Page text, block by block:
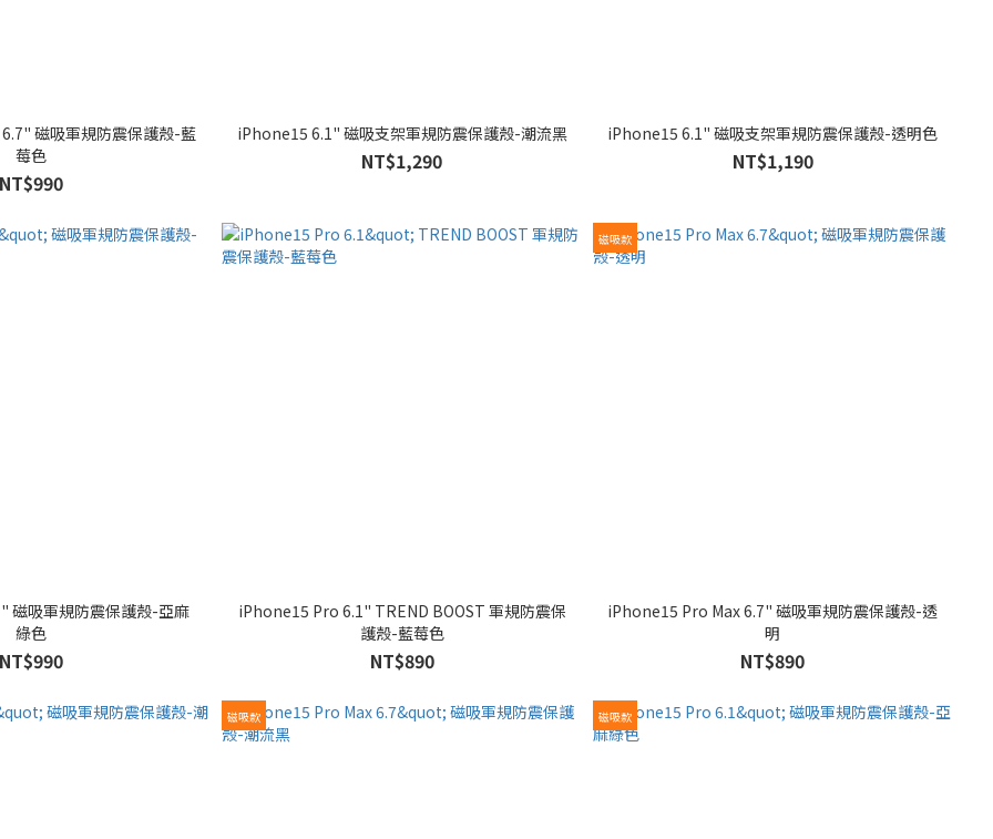
莓色
iPhone15 6.1" 磁吸支架軍規防震保護殼-潮流黑
NT$1,290
iPhone15 6.1" 磁吸支架軍規防震保護殼-透明色
NT$1,190
綠色
iPhone15 Pro 6.1" TREND BOOST 軍規防震保
護殼-藍莓色
NT$890
磁吸款
iPhone15 Pro Max 6.7" 磁吸軍規防震保護殼-透
明
NT$890
磁吸款 磁吸款